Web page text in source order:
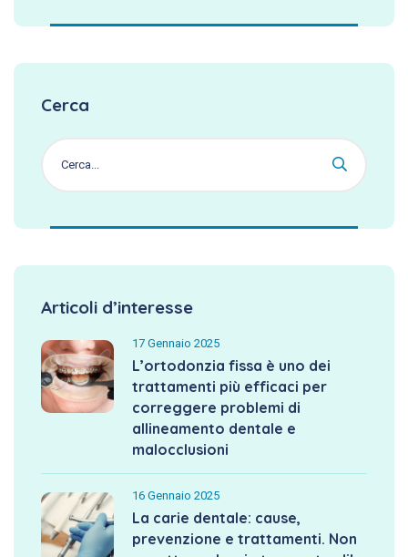
Cerca
Articoli d’interesse
17 Gennaio 2025
L’ortodonzia fissa è uno dei
trattamenti più efficaci per
correggere problemi di
allineamento dentale e
malocclusioni
16 Gennaio 2025
La carie dentale: cause,
prevenzione e trattamenti. Non